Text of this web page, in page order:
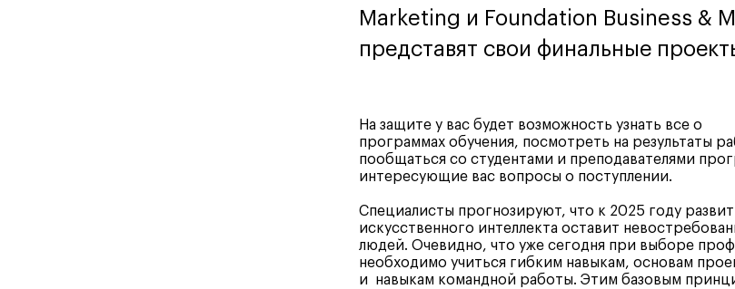
Marketing и Foundation Business &
представят свои финальные
На защите у вас будет возможность узнать все о
программах обучения, посмотреть на результаты
пообщаться со студентами и преподавателями
интересующие вас вопросы о поступлении.
Специалисты прогнозируют, что к 2025 году
искусственного интеллекта оставит
людей. Очевидно, что уже сегодня при выборе
необходимо учиться гибким навыкам, основам
и навыкам командной работы. Этим базовым